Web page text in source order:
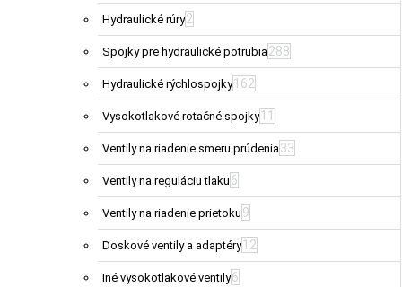
Hydraulické rúry2
Spojky pre hydraulické potrubia288
Hydraulické rýchlospojky 162
Vysokotlakové rotačné spojky 11
Ventily na riadenie smeru prúdenia33
Ventily na reguláciu tlaku 6
Ventily na riadenie prietoku 9
Doskové ventily a adaptéry 12
Iné vysokotlakové ventily6